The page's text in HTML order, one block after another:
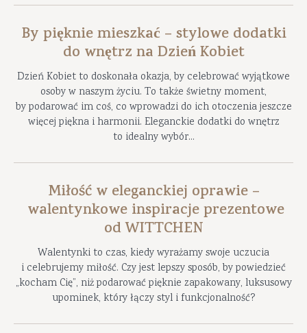
By pięknie mieszkać – stylowe dodatki
do wnętrz na Dzień Kobiet
Dzień Kobiet to doskonała okazja, by celebrować wyjątkowe
osoby w naszym życiu. To także świetny moment,
by podarować im coś, co wprowadzi do ich otoczenia jeszcze
więcej piękna i harmonii. Eleganckie dodatki do wnętrz
to idealny wybór...
Miłość w eleganckiej oprawie –
walentynkowe inspiracje prezentowe
od WITTCHEN
Walentynki to czas, kiedy wyrażamy swoje uczucia
i celebrujemy miłość. Czy jest lepszy sposób, by powiedzieć
„kocham Cię”, niż podarować pięknie zapakowany, luksusowy
upominek, który łączy styl i funkcjonalność?